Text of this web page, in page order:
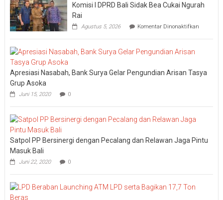
Komisi I DPRD Bali Sidak Bea Cukai Ngurah
Rai
Agustus 5, 2026 Komentar Dinonaktifkanpada
I
Bea
Apresiasi Nasabah, Bank Surya Gelar Pengundian Arisan Tasya
Grup Asoka
Juni 15, 2020 0
Satpol PP Bersinergi dengan Pecalang dan Relawan Jaga Pintu
Masuk Bali
Juni 22, 2020 0